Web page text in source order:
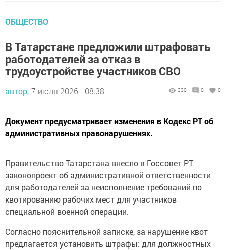
ОБЩЕСТВО
В Татарстане предложили штрафовать
работодателей за отказ в
трудоустройстве участников СВО
автор, 7 июля 2026 - 08:38 330 0 0
Документ предусматривает изменения в Кодекс РТ об
административных правонарушениях.
Правительство Татарстана внесло в Госсовет РТ
законопроект об административной ответственности
для работодателей за неисполнение требований по
квотированию рабочих мест для участников
специальной военной операции.
Согласно пояснительной записке, за нарушение квот
предлагается установить штрафы: для должностных